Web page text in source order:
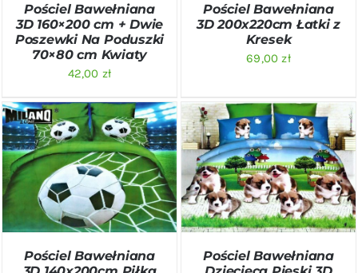
Pościel Bawełniana
3D 160×200 cm + Dwie
Poszewki Na Poduszki
70×80 cm Kwiaty
42,00 zł
Pościel Bawełniana
3D 200x220cm Łatki z
Kresek
69,00zł
DODAJ DO KOSZYKA
/
SZCZEGÓŁY
Pościel Bawełniana
DODAJ DO KOSZYKA
/
SZCZEGÓŁY
Pościel Bawełniana